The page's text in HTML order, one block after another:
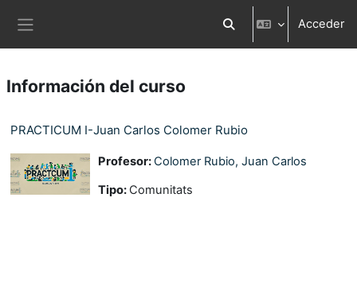
Selector de búsqueda
Acceder
Información del curso
PRACTICUM I-Juan Carlos Colomer Rubio
Profesor:Colomer Rubio, Juan Carlos
Tipo: Comunitats